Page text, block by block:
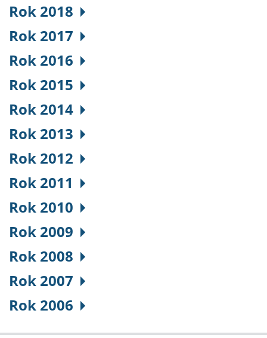
Rok 2018
Rok 2017
Rok 2016
Rok 2015
Rok 2014
Rok 2013
Rok 2012
Rok 2011
Rok 2010
Rok 2009
Rok 2008
Rok 2007
Rok 2006